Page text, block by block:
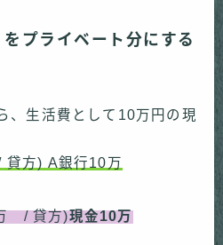
プライベート分にする
、生活費として10万円の現
方) A銀行10万
/ 貸方)現金10万